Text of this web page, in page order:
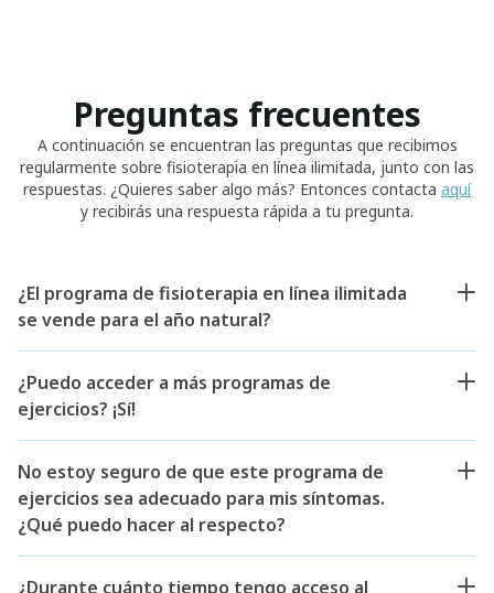
Preguntas frecuentes
A continuación se encuentran las preguntas que recibimos
regularmente sobre fisioterapia en línea ilimitada, junto con las
respuestas. ¿Quieres saber algo más? Entonces contacta aquí
y recibirás una respuesta rápida a tu pregunta.
¿El programa de fisioterapia en línea ilimitada
se vende para el año natural?
¿Puedo acceder a más programas de
ejercicios? ¡Sí!
No estoy seguro de que este programa de
ejercicios sea adecuado para mis síntomas.
¿Qué puedo hacer al respecto?
¿Durante cuánto tiempo tengo acceso al